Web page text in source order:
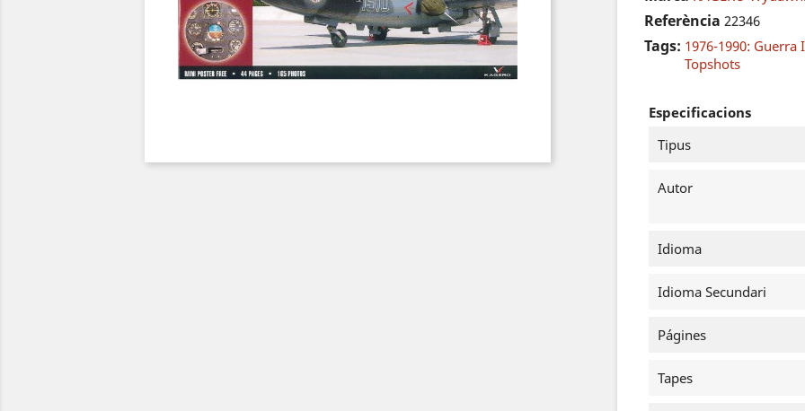
Referència 22346
Tags: 1976-1990: Guerra
Topshots
Especificacions
Tipus
Autor
Idioma
Idioma Secundari
Págines
Tapes